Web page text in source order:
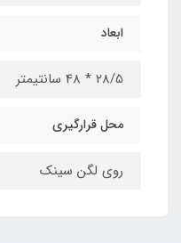
ابعاد
28/5 * 48 سانتیمتر
محل قرارگیری
روی لگن سینک